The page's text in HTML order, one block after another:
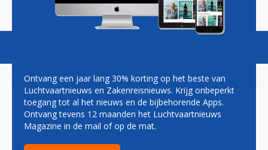
Magazine Podcasts Vacatures
KUWAIT AIRWAYS TIJDELIJK
WEER MET BOEING 777-
Ontvang een jaar lang 30% korting op het beste van
Luchtvaartnieuws en Zakenreisnieuws. Krijg onbeperkt
toegang tot al het nieuws en de bijbehorende Apps.
Ontvang tevens 12 maanden het Luchtvaartnieuws
Magazine in de mail of op de mat.